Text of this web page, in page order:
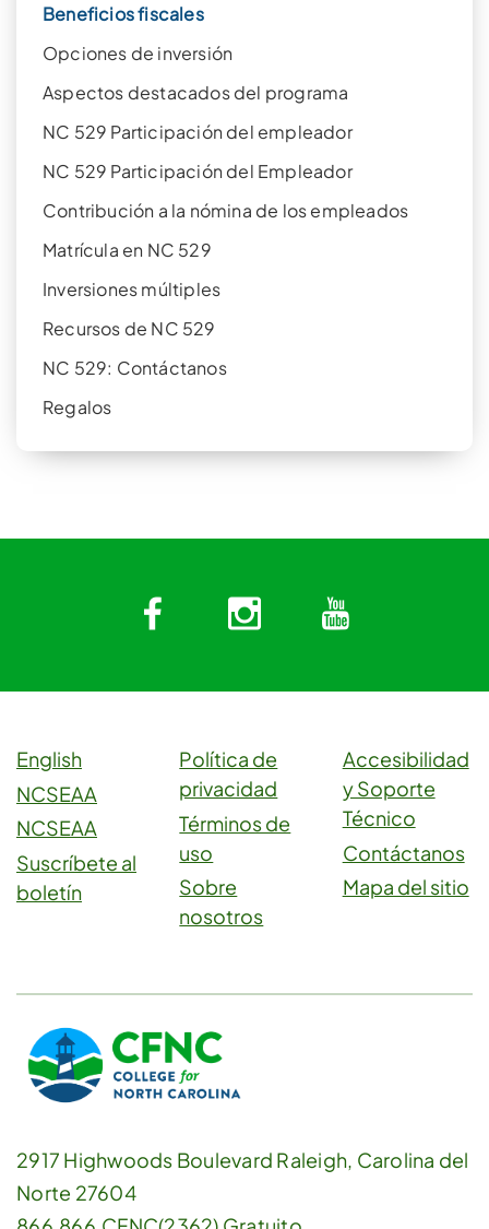
Beneficios fiscales
Opciones de inversión
Aspectos destacados del programa
NC 529 Participación del empleador
NC 529 Participación del Empleador
Contribución a la nómina de los empleados
Matrícula en NC 529
Inversiones múltiples
Recursos de NC 529
NC 529: Contáctanos
Regalos
Facebook
Instagram
English
NCSEAA
NCSEAA
Suscríbete al
boletín
Política de
privacidad
Términos de
uso
Sobre
nosotros
Accesibilidad
y Soporte
Técnico
Contáctanos
Mapa del sitio
2917 Highwoods Boulevard Raleigh, Carolina del
Norte 27604